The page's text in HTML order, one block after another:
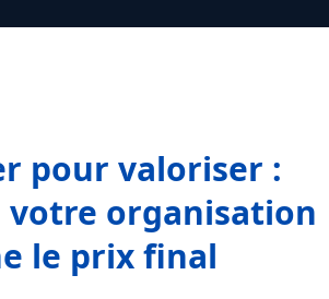
pour valoriser :
organisation
le prix final